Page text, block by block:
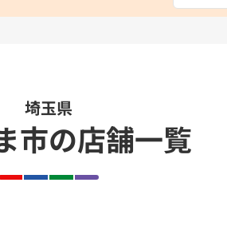
埼玉県
市の店舗一覧